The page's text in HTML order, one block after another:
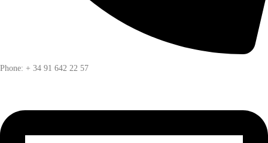
Phone: + 34 91 642 22 57